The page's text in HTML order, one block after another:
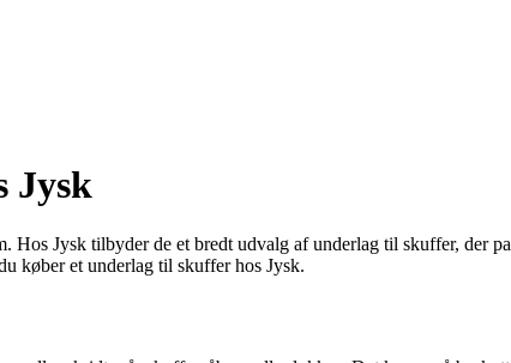
Jysk
Jysk tilbyder de et bredt udvalg af underlag til skuffer, der
køber et underlag til skuffer hos Jysk.